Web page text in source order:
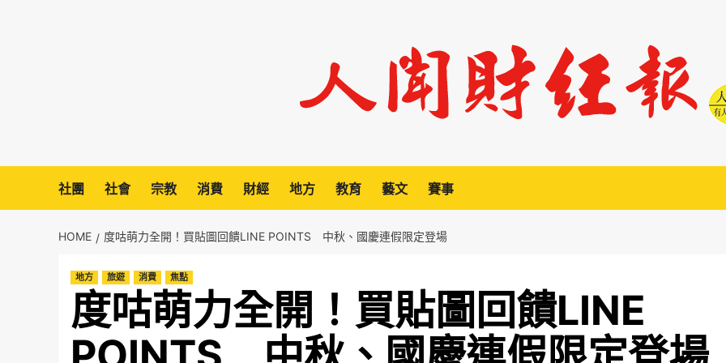
社團 社會 宗教 消費 財經 地方 教育 藝文 賽事
HOME 度咕萌力全開！買貼圖回饋LINE POINTS 中秋、國慶連假限定登場
地方 旅遊 消費 焦點
度咕萌力全開！買貼圖回饋LINE